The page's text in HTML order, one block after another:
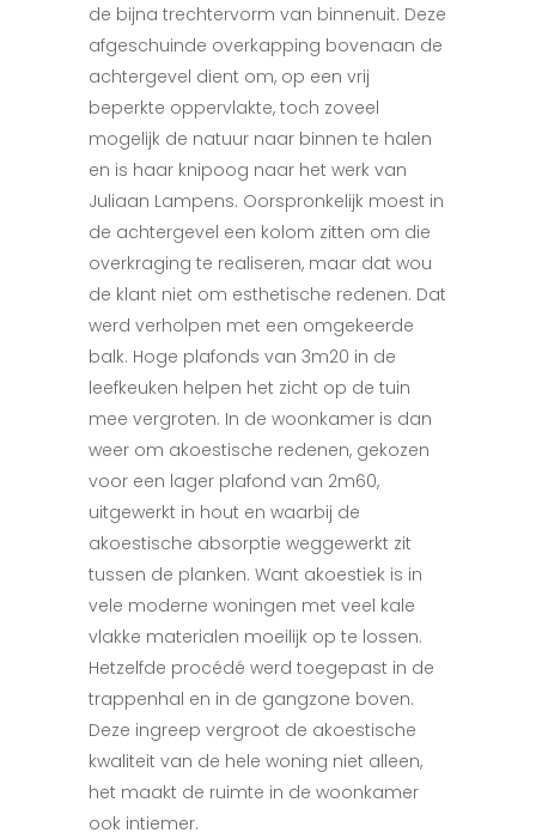
de bijna trechtervorm van binnenuit. Deze
afgeschuinde overkapping bovenaan de
achtergevel dient om, op een vrij
beperkte oppervlakte, toch zoveel
mogelijk de natuur naar binnen te halen
en is haar knipoog naar het werk van
Juliaan Lampens. Oorspronkelijk moest in
de achtergevel een kolom zitten om die
overkraging te realiseren, maar dat wou
de klant niet om esthetische redenen. Dat
werd verholpen met een omgekeerde
balk. Hoge plafonds van 3m20 in de
leefkeuken helpen het zicht op de tuin
mee vergroten. In de woonkamer is dan
weer om akoestische redenen, gekozen
voor een lager plafond van 2m60,
uitgewerkt in hout en waarbij de
akoestische absorptie weggewerkt zit
tussen de planken. Want akoestiek is in
vele moderne woningen met veel kale
vlakke materialen moeilijk op te lossen.
Hetzelfde procédé werd toegepast in de
trappenhal en in de gangzone boven.
Deze ingreep vergroot de akoestische
kwaliteit van de hele woning niet alleen,
het maakt de ruimte in de woonkamer
ook intiemer.